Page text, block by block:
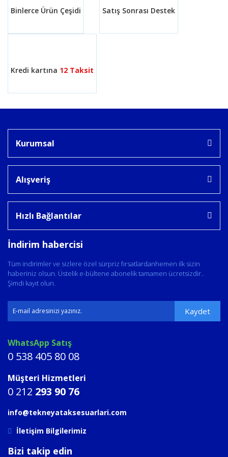
Binlerce Ürün Çeşidi Satış Sonrası Destek
Kredi kartına 12 Taksit
Kurumsal
Alışveriş
Hızlı Bağlantılar
İndirim habercisi
Tüm indirimler ve sizlere özel sürpriz fırsatlardanhemen ilk sizin
haberiniz olsun. Üstelik e-bültene abonelik tamamen ücretsizdir..
Şimdi kayıt olun.
Kaydet
WhatsApp Satış
0 538 405 80 08
Müşteri Hizmetleri
0 212 293 90 76
info@tekneyataksesuarlari.com
İletişim Bilgilerimiz
Bizi takip edin